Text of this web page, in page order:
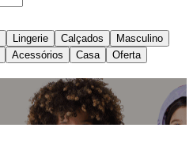
Lingerie Calçados
Masculino
Acessórios Casa Oferta